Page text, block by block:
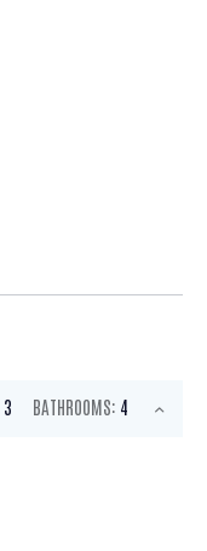
3 BATHROOMS: 4